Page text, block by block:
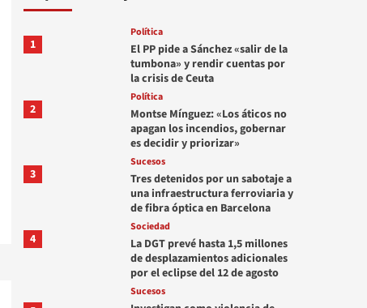
1
Política
El PP pide a Sánchez «salir de la
tumbona» y rendir cuentas por
la crisis de Ceuta
2
Política
Montse Mínguez: «Los áticos no
apagan los incendios, gobernar
es decidir y priorizar»
3
Sucesos
Tres detenidos por un sabotaje a
una infraestructura ferroviaria y
de fibra óptica en Barcelona
4
Sociedad
La DGT prevé hasta 1,5 millones
de desplazamientos adicionales
por el eclipse del 12 de agosto
Sucesos